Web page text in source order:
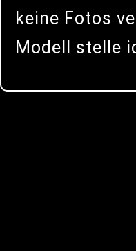
keine Fotos
Modell stelle